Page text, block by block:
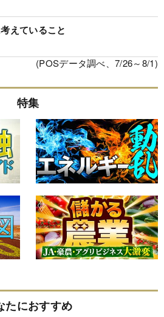
えていること
(POSデータ調べ、7/26～8/1)
特集
たにおすすめ